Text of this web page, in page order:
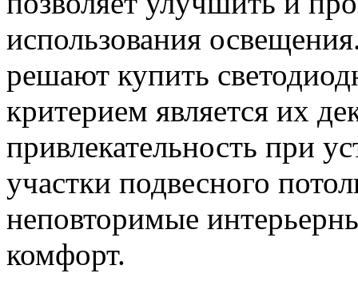
использования
решают купить
критерием является их
привлекательность при
участки подвесного
неповторимые
комфорт.